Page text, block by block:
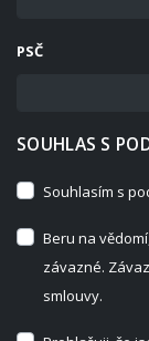
PSČ
SOUHLAS S
Souhlasím s
Beru na
závazné.
smlouvy.